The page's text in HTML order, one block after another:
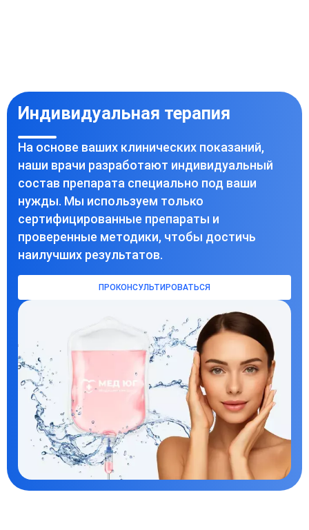
Индивидуальная терапия
На основе ваших клинических показаний,
наши врачи разработают индивидуальный
состав препарата специально под ваши
нужды. Мы используем только
сертифицированные препараты и
проверенные методики, чтобы достичь
наилучших результатов.
ПРОКОНСУЛЬТИРОВАТЬСЯ